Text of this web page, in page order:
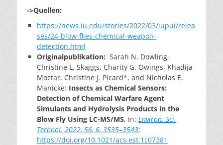
->Quellen:
https://news.iu.edu/stories/2022/03/iupui/relea
ses/24-blow-flies-chemical-weapon-
detection.html
Originalpublikation: Sarah N. Dowling,
Christine L. Skaggs, Charity G. Owings, Khadija
Moctar, Christine J. Picard*, and Nicholas E.
Manicke: Insects as Chemical Sensors:
Detection of Chemical Warfare Agent
Simulants and Hydrolysis Products in the
Blow Fly Using LC-MS/MS, in: Environ. Sci.
Technol. 2022, 56, 6, 3535–3543;
https://doi.org/10.1021/acs.est.1c07381